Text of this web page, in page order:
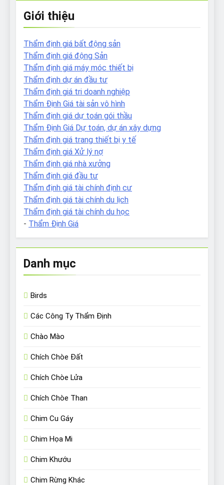
Giới thiệu
Thẩm định giá bất động sản
Thẩm định giá động Sản
Thẩm định giá máy móc thiết bị
Thẩm định dự án đầu tư
Thẩm định giá tri doanh nghiệp
Thẩm Định Giá tài sản vô hình
Thẩm định giá dự toán gói thầu
Thẩm Định Giá Dự toán, dự án xây dựng
Thẩm định giá trang thiết bị y tế
Thẩm định giá Xử lý nợ
Thẩm định giá nhà xưởng
Thẩm định giá đầu tư
Thẩm định giá tài chính định cư
Thẩm định giá tài chính du lịch
Thẩm định giá tài chính du học
- Thẩm Định Giá
Danh mục
Birds
Các Công Ty Thẩm Định
Chào Mào
Chích Chòe Đất
Chích Chòe Lửa
Chích Chòe Than
Chim Cu Gáy
Chim Họa Mi
Chim Khướu
Chim Rừng Khác